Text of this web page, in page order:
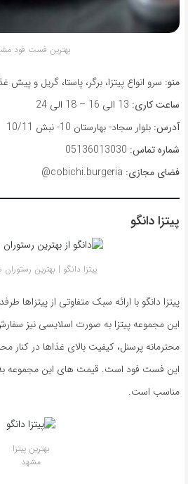
بهترین فست فود
منو: سرو انواع پیتزا، برگر، پاستا، گریل و پیش
ساعت کاری: 13 الی 16 – 18 الی 24
آدرس: بلوار سجاد- بهارستان 10- نبش 10/11
شماره تماس: 05136013030
فضای مجازی:
پیتزا دانگو
پیتزا دانگو | بهترین
پیتزا دانگو با ارائه سبک متفاوتی از پیتزاها
این مجموعه پیتزا به صورت اسلایسی نیز
محترمانه پرسنل، کیفیت بالای غذاها در
این فست فود است. قیمت های این مجموعه
مناسب است.
بهترین پیتزا
مشهد